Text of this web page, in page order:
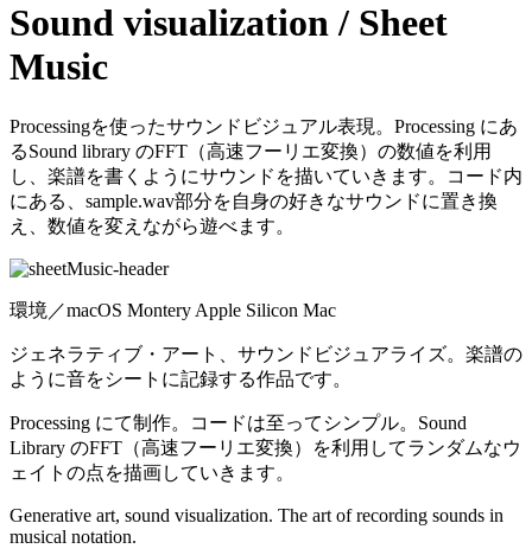
Sound visualization / Sheet
Music
Processingを使ったサウンドビジュアル表現。Processing にあ
るSound library のFFT（高速フーリエ変換）の数値を利用
し、楽譜を書くようにサウンドを描いていきます。コード内
にある、sample.wav部分を自身の好きなサウンドに置き換
え、数値を変えながら遊べます。
環境／macOS Montery Apple Silicon Mac
ジェネラティブ・アート、サウンドビジュアライズ。楽譜の
ように音をシートに記録する作品です。
Processing にて制作。コードは至ってシンプル。Sound
Library のFFT（高速フーリエ変換）を利用してランダムなウ
ェイトの点を描画していきます。
Generative art, sound visualization. The art of recording sounds in
musical notation.